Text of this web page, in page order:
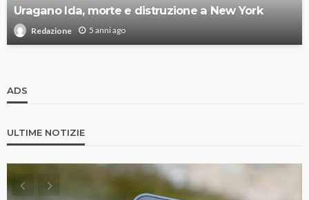
Uragano Ida, morte e distruzione a New York
Redazione 5 anni ago
ADS
ULTIME NOTIZIE